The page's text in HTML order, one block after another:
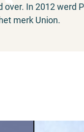
over. In 2012 werd
merk Union.